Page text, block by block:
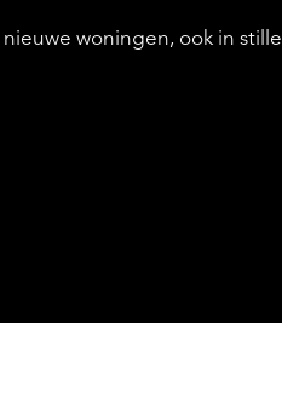
woningen, ook in stille